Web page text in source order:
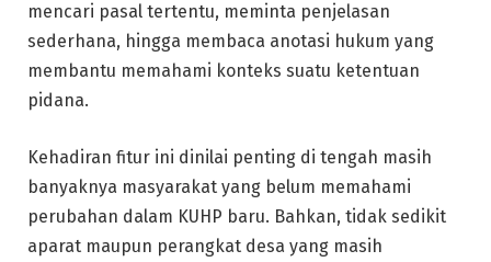
mencari pasal tertentu, meminta penjelasan
sederhana, hingga membaca anotasi hukum yang
membantu memahami konteks suatu ketentuan
pidana.
Kehadiran fitur ini dinilai penting di tengah masih
banyaknya masyarakat yang belum memahami
perubahan dalam KUHP baru. Bahkan, tidak sedikit
aparat maupun perangkat desa yang masih